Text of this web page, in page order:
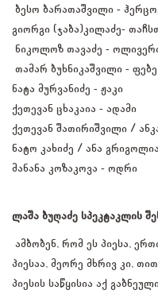
ბესო ბარათაშვილი -
გიორგი (ჯაბა)კილაძე-
ნიკოლოზ თავაძე -
თამარ ბუხნიკაშვილი - ფებე
ნატა მურვანიძე - ჟაკი
ქეთევან ცხაკაია - ადამი
ქეთევან შათირიშვილი /
ნატო კახიძე / ანა
მანანა კოზაკოვა - ოდრი
ლაშა ბუღაძე სპეკტაკლის
ამბობენ, რომ ეს პიესა,
პიესაა, მეორე მხრივ კი,
პიესის საწყისია აქ